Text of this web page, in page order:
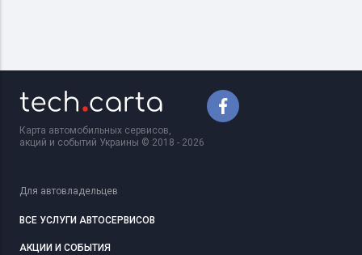
Карта автомобильных сервисов,
акций и событий Украины © 2018 - 2026
Для автовладельцев
ВСЕ УСЛУГИ АВТОСЕРВИСОВ
АКЦИИ И СОБЫТИЯ